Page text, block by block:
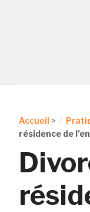
Accueil >
résidence de